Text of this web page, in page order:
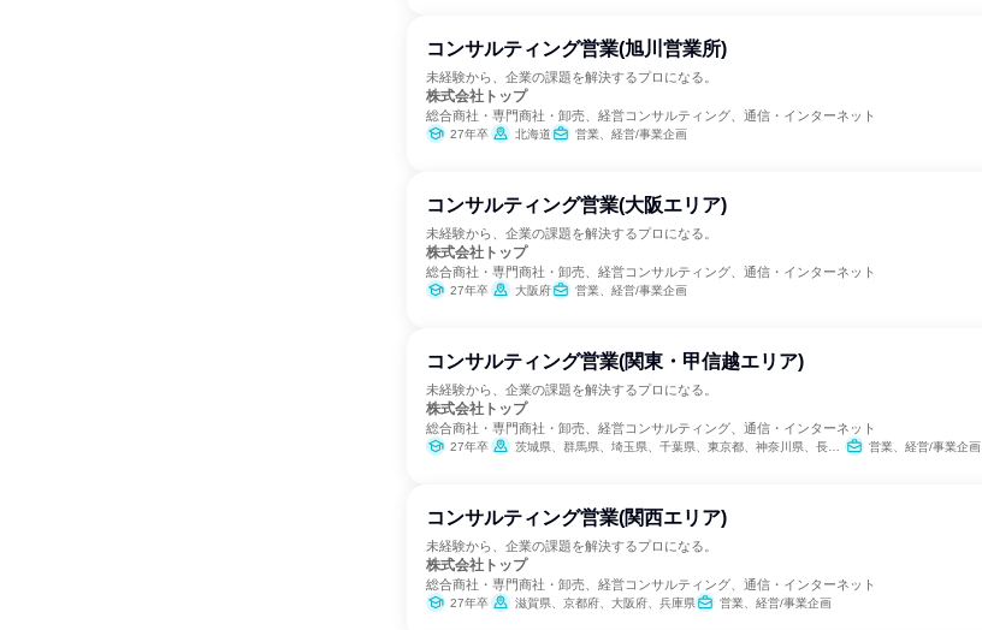
コンサルティング営業(旭川営業所)
未経験から、企業の課題を解決するプロになる。
株式会社トップ
総合商社・専門商社・卸売、経営コンサルティング、通信・インターネット
27年卒 北海道 営業、経営/事業企画
コンサルティング営業(大阪エリア)
未経験から、企業の課題を解決するプロになる。
株式会社トップ
総合商社・専門商社・卸売、経営コンサルティング、通信・インターネット
27年卒 大阪府 営業、経営/事業企画
コンサルティング営業(関東・甲信越エリア)
未経験から、企業の課題を解決するプロになる。
株式会社トップ
総合商社・専門商社・卸売、経営コンサルティング、通信・インターネット
27年卒 茨城県、群馬県、埼玉県、千葉県、東京都、神奈川県、長野県 営業、経営/事業企画
コンサルティング営業(関西エリア)
未経験から、企業の課題を解決するプロになる。
株式会社トップ
総合商社・専門商社・卸売、経営コンサルティング、通信・インターネット
27年卒 滋賀県、京都府、大阪府、兵庫県 営業、経営/事業企画